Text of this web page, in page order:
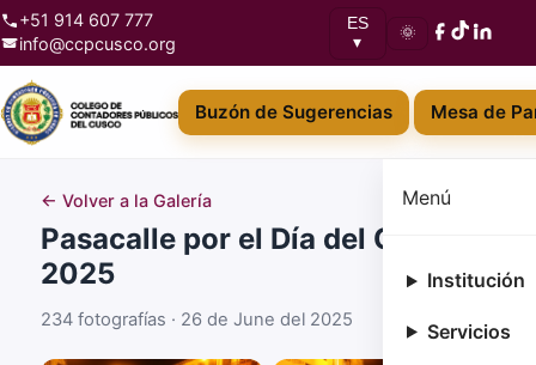
+51 914 607 777
info@ccpcusco.org
ES
▾
🌞
Buzón de Sugerencias Mesa de
Menú
Institución
Servicios
← Volver a la Galería
Pasacalle por el Día del Cusco
2025
234 fotografías · 26 de June del 2025